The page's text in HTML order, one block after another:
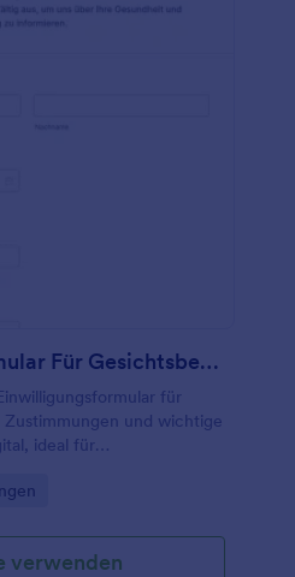
das Tool Signatur, mit
Formulargenerator weiter
Einwilligungsformular Für Gesichtsbehandlungen
für
und wichtige
ideal für
Antworten mit
verwenden